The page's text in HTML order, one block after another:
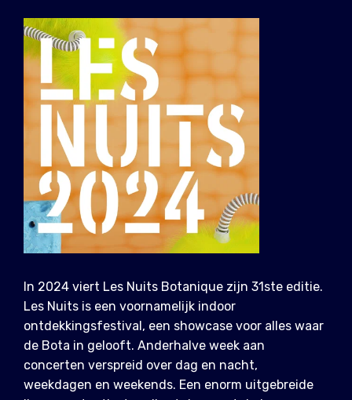
In 2024 viert Les Nuits Botanique zijn 31ste editie.
Les Nuits is een voornamelijk indoor
ontdekkingsfestival, een showcase voor alles waar
de Bota in gelooft. Anderhalve week aan
concerten verspreid over dag en nacht,
weekdagen en weekends. Een enorm uitgebreide